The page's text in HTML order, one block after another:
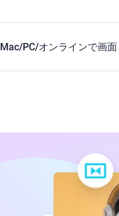
Mac/PC/オンラインで画